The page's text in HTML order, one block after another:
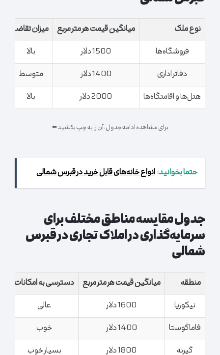
نوع ملک میانگین قیمت هر متر مربع میزان تقاضا
فروشگاه‌ها
1500 دلار
بالا
دفاتر اداری
1400 دلار
متوسط
هتل‌ها و اقامتگاه‌ها
2000 دلار بالا
برای مشاهده ادامه جدول، آن را به چپ بکشید ⬅️
حتما بخوانید:انواع خانه‌های قابل خرید در قبرس شمالی
جدول مقایسه مناطق مختلف برای
سرمایه‌گذاری در املاک تجاری در قبرس
شمالی
منطقه میانگین قیمت هر متر مربع دسترسی به امکانات
نیکوزیا
1600 دلار
عالی
فاماگوستا
1400 دلار
خوب
گیرنه
1800 دلار بسیار خوب